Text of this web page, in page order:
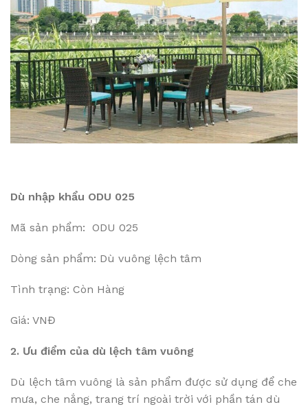
Dù nhập khẩu ODU 025
Mã sản phẩm: ODU 025
Dòng sản phẩm: Dù vuông lệch tâm
Tình trạng: Còn Hàng
Giá: VNĐ
2. Ưu điểm của dù lệch tâm vuông
Dù lệch tâm vuông là sản phẩm được sử dụng để che
mưa, che nắng, trang trí ngoài trời với phần tán dù